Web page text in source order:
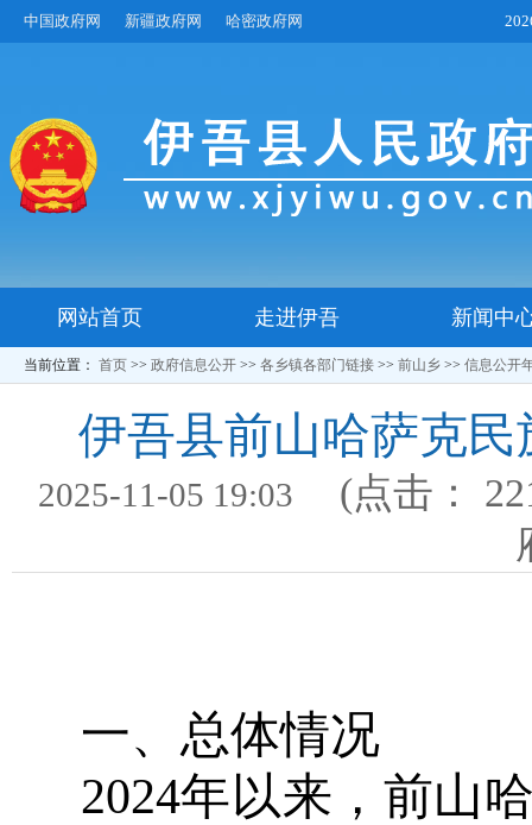
中国政府网 新疆政府网 哈密政府网
网站首页 走进伊吾 新闻中
当前位置： 首页 >> 政府信息公开 >> 各乡镇各部门链接 >> 前山乡 >> 信息公开
伊吾县前山哈萨克
2025-11-05 19:03 (点击：
一、总体情况
2024年以来， 前山